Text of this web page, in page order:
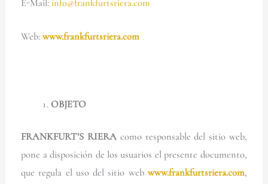
E-Mail:info@frankfurtsriera.com
Web:www.frankfurtsriera.com
OBJETO
FRANKFURT’S RIERA como responsable del sitio web,
pone a disposición de los usuarios el presente documento,
que regula el uso del sitio web www.frankfurtsriera.com,